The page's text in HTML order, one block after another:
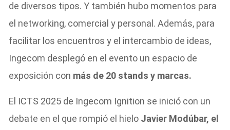
de diversos tipos. Y también hubo momentos para
el networking, comercial y personal. Además, para
facilitar los encuentros y el intercambio de ideas,
Ingecom desplegó en el evento un espacio de
exposición con más de 20 stands y marcas.
El ICTS 2025 de Ingecom Ignition se inició con un
debate en el que rompió el hielo Javier Modúbar, el